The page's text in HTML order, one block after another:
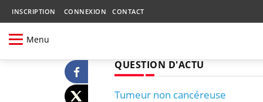
INSCRIPTION CONNEXION CONTACT
Menu
QUESTION D'ACTU
Tumeur non cancéreuse